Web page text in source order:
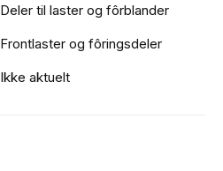
Deler til laster og fôrblander
Frontlaster og fôringsdeler
Ikke aktuelt